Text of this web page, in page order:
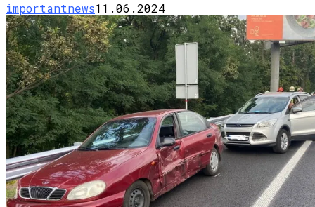
importantnews11.06.2024